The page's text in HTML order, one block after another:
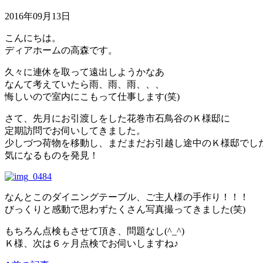
2016年09月13日
こんにちは。
ディアホームの高森です。
久々に連休を取って遠出しようかなあ
なんて考えていたら雨、雨、雨、、、
悔しいので室内にこもって仕事します(笑)
さて、先月にお引渡しをした花巻市石鳥谷のＫ様邸に
定期訪問でお伺いしてきました。
少しづつ荷物を移動し、まだまだお引越し途中のＫ様邸でし
気になるものを発見！
なんとこのダイニングテーブル、ご主人様の手作り！！！
びっくりと感動で思わずたくさん写真撮ってきました(笑)
もちろん点検もさせて頂き、問題なし(^_^)
Ｋ様、次は６ヶ月点検でお伺いしますね♪